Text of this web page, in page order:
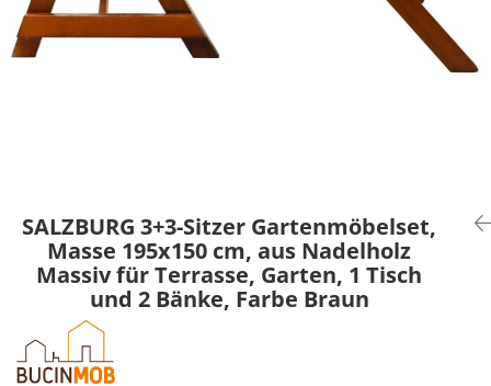
SALZBURG 3+3-Sitzer Gartenmöbelset,
Masse 195x150 cm, aus Nadelholz
Massiv für Terrasse, Garten, 1 Tisch
und 2 Bänke, Farbe Braun